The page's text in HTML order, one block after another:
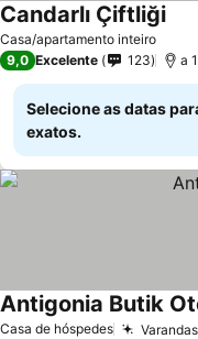
Casa/apartamento inteiro
Candarlı Çiftliği
9,0 Excelente 123 a
Selecione as datas
exatos.
Casa de hóspedes
Antigonia Butik